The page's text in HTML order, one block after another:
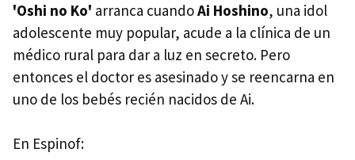
'Oshi no Ko' arranca cuandoAi Hoshino, una idol
adolescente muy popular, acude a la clínica de un
médico rural para dar a luz en secreto. Pero
entonces el doctor es asesinado y se reencarna en
uno de los bebés recién nacidos de Ai.
En Espinof: